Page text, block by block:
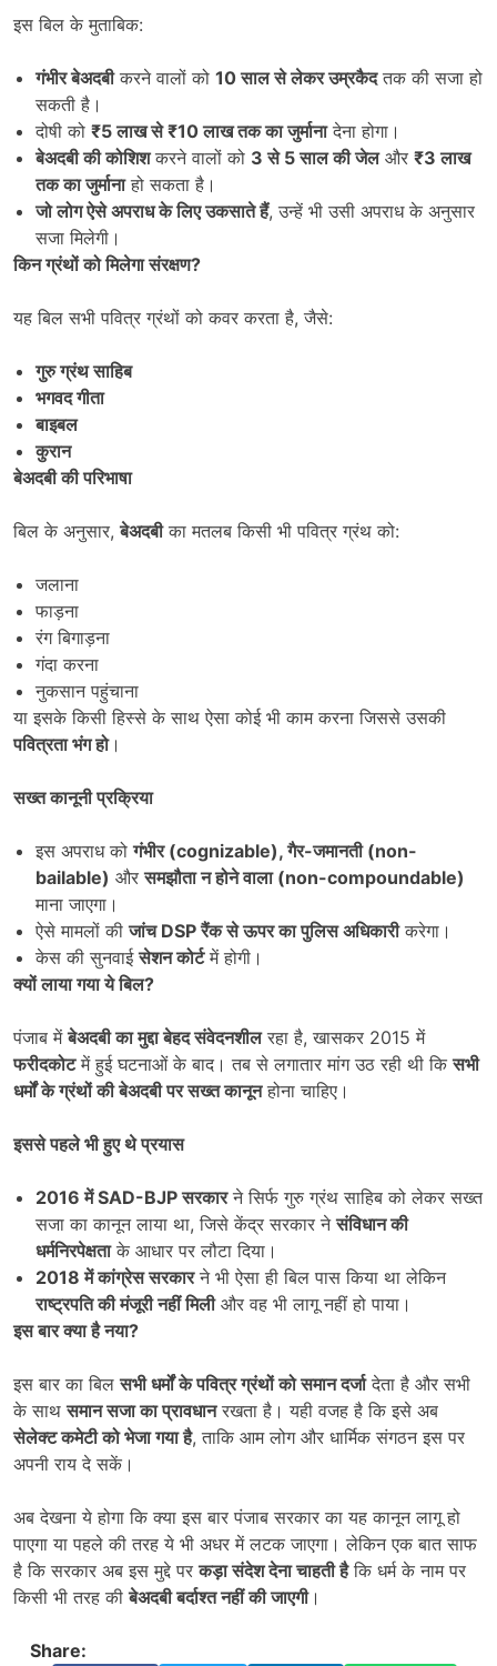
इस बिल के मुताबिक:
गंभीर बेअदबीकरने वालों को 10साल से लेकर उम्रकैदतक की सजा हो
सकती है।
दोषी को ₹5लाख से₹10लाख तक का जुर्मानादेना होगा।
बेअदबी की कोशिशकरने वालों को 3से 5साल की जेलऔर ₹3लाख
तक का जुर्मानाहो सकता है।
जो लोग ऐसे अपराध के लिए उकसाते हैं, उन्हें भी उसी अपराध के अनुसार
सजा मिलेगी।
किन ग्रंथों को मिलेगा संरक्षण?
यह बिल सभी पवित्र ग्रंथों को कवर करता है, जैसे:
गुरु ग्रंथ साहिब
भगवद गीता
बाइबल
कुरान
बेअदबी की परिभाषा
बिल के अनुसार,बेअदबीका मतलब किसी भी पवित्र ग्रंथ को:
जलाना
फाड़ना
रंग बिगाड़ना
गंदा करना
नुकसान पहुंचाना
या इसके किसी हिस्से के साथ ऐसा कोई भी काम करना जिससे उसकी
पवित्रता भंग हो।
सख्त कानूनी प्रक्रिया
इस अपराध कोगंभीर (cognizable),गैर-जमानती (non-
bailable) औरसमझौता न होने वाला (non-compoundable)
माना जाएगा।
ऐसे मामलों कीजांच DSPरैंक से ऊपर का पुलिस अधिकारीकरेगा।
केस की सुनवाईसेशन कोर्टमें होगी।
क्यों लाया गया ये बिल?
पंजाब मेंबेअदबी का मुद्दा बेहद संवेदनशीलरहा है, खासकर 2015 में
फरीदकोटमें हुई घटनाओं के बाद। तब से लगातार मांग उठ रही थी किसभी
धर्मों के ग्रंथों की बेअदबी पर सख्त कानूनहोना चाहिए।
इससे पहले भी हुए थे प्रयास
2016मेंSAD-BJPसरकारने सिर्फ गुरु ग्रंथ साहिब को लेकर सख्त
सजा का कानून लाया था, जिसे केंद्र सरकार नेसंविधान की
धर्मनिरपेक्षताके आधार पर लौटा दिया।
2018में कांग्रेस सरकारने भी ऐसा ही बिल पास किया था लेकिन
राष्ट्रपति की मंजूरी नहीं मिलीऔर वह भी लागू नहीं हो पाया।
इस बार क्या है नया?
इस बार का बिलसभी धर्मों के पवित्र ग्रंथों को समान दर्जादेता है और सभी
के साथसमान सजा का प्रावधानरखता है। यही वजह है कि इसे अब
सेलेक्ट कमेटी को भेजा गया है, ताकि आम लोग और धार्मिक संगठन इस पर
अपनी राय दे सकें।
अब देखना ये होगा कि क्या इस बार पंजाब सरकार का यह कानून लागू हो
पाएगा या पहले की तरह ये भी अधर में लटक जाएगा। लेकिन एक बात साफ
है कि सरकार अब इस मुद्दे परकड़ा संदेश देना चाहती हैकि धर्म के नाम पर
किसी भी तरह कीबेअदबी बर्दाश्त नहीं की जाएगी।
Share: